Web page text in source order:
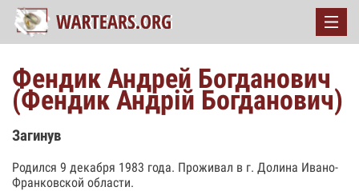
Фендик Андрей Богданович
(Фендик Андрій Богданович)
Загинув
Родился 9 декабря 1983 года. Проживал в г. Долина Ивано-
Франковской области.